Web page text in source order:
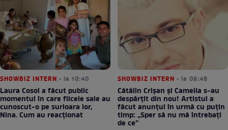
SHOWBIZ INTERN • la 10:40
Laura Cosoi a făcut public
momentul în care fiicele sale au
cunoscut-o pe surioara lor,
Nina. Cum au reacționat
SHOWBIZ INTERN • la 09:48
Cătălin Crișan și Camelia s-au
despărțit din nou! Artistul a
făcut anunțul în urmă cu puțin
timp: „Sper să nu mă întrebați
de ce”